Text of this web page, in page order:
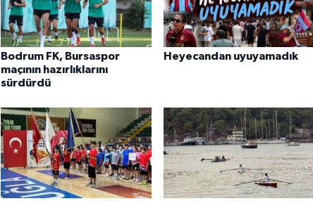
Bodrum FK, Bursaspor
maçının hazırlıklarını
sürdürdü
Heyecandan uyuyamadık